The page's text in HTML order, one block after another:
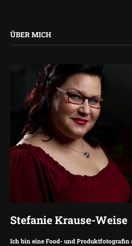
ÜBER MICH
Stefanie Krause-Weise
Ich bin eine Food- und